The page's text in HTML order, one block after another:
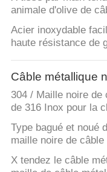
animale d'olive de
Acier inoxydable
haute résistance de
Câble métallique
304 / Maille noire de
de 316 Inox pour la
Type bagué et noué
maille noire de câble
X tendez le câble